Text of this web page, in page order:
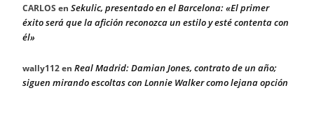
CARLOS en Sekulic, presentado en el Barcelona: «El primer
éxito será que la afición reconozca un estilo y esté contenta con
él»
wally112en Real Madrid: Damian Jones, contrato de un año;
siguen mirando escoltas con Lonnie Walker como lejana opción